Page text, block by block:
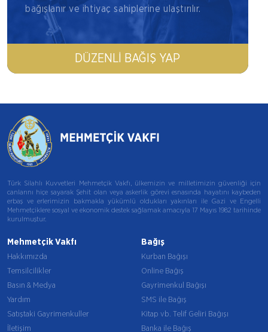
bağışlanır ve ihtiyaç sahiplerine ulaştırılır.
DÜZENLI BAĞIŞ YAP
Türk Silahlı Kuvvetleri Mehmetçik Vakfı, ülkemizin ve milletimizin güvenliği için
canlarını hiçe sayarak Şehit olan veya askerlik görevi esnasında hayatını kaybeden
erbaş ve erlerimizin bakmakla yükümlü oldukları yakınları ile Gazi ve Engelli
Mehmetçiklere sosyal ve ekonomik destek sağlamak amacıyla 17 Mayıs 1982 tarihinde
kurulmuştur.
Mehmetçik Vakfı
Hakkımızda
Temsilcilikler
Basın & Medya
Yardım
Satıştaki Gayrimenkuller
İletişim
Bağış
Kurban Bağışı
Online Bağış
Gayrimenkul Bağışı
SMS ile Bağış
Kitap vb. Telif Geliri Bağışı
Banka ile Bağış